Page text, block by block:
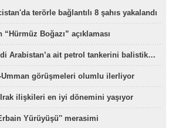
terörle bağlantılı 8 şahıs yakalandı
“Hürmüz Boğazı” açıklaması
Arabistan’a ait petrol tankerini balistik…
Umman görüşmeleri olumlu ilerliyor
ilişkileri en iyi dönemini yaşıyor
Yürüyüşü'' merasimi